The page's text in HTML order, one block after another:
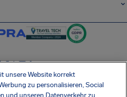
SocialTwitter
SocialInstagram
SocialLinkedin
unsere Website korrekt
zu personalisieren, Social
und unseren Datenverkehr zu